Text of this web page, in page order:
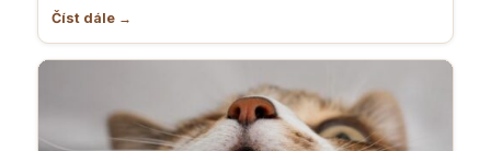
Číst dále →